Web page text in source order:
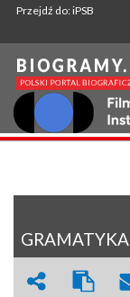
Przejdź do: iPSB
GRAMATYKA